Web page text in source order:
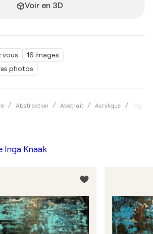
vous
16 images
photos
Abstraction Abstrait Acrylique Inga
Voir en 3D
Inga Knaak